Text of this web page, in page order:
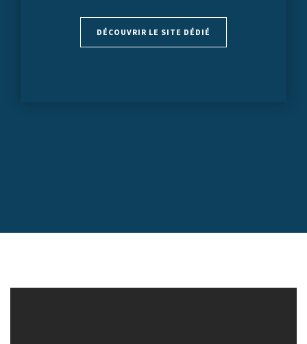
DÉCOUVRIR LE SITE DÉDIÉ